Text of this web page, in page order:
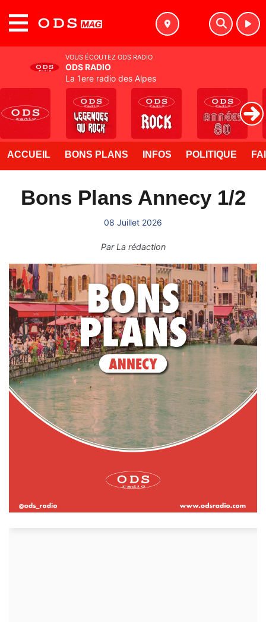
ACCUEIL BONS PLANS INFOS POLITIQUE
Bons Plans Annecy 1/2
08 Juillet 2026
ParLa rédaction
VOUS ÉCOUTEZ ODS RADIO
ODS RADIO
La 1ere radio des Alpes